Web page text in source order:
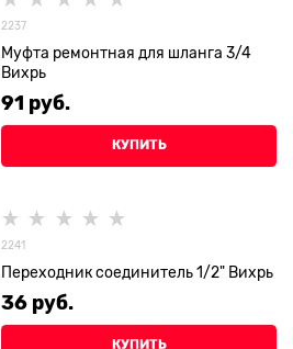
2237
Муфта ремонтная для шланга 3/4
Вихрь
91 руб.
КУПИТЬ
2241
Переходник соединитель 1/2" Вихрь
36 руб.
КУПИТЬ